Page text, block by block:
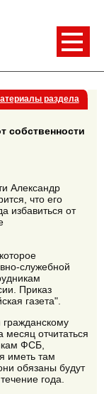
раздела
собственности
Александр
что его
избавиться от
служебной
Приказ
газета".
месяц отчитаться
ФСБ,
иметь там
обязаны будут
года.